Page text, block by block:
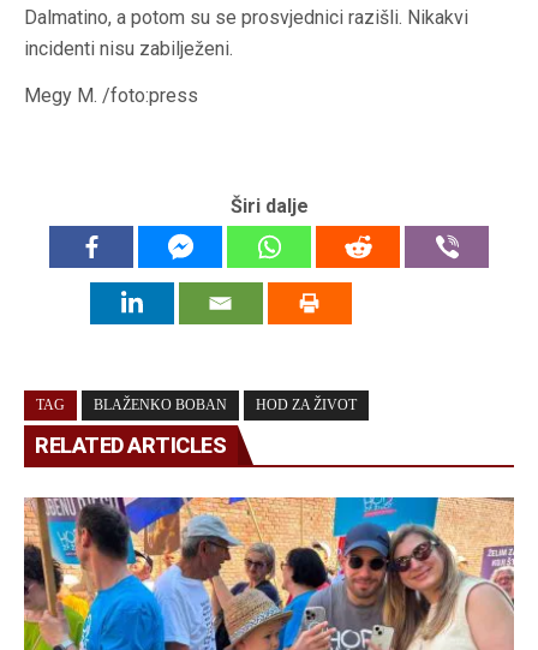
Dalmatino, a potom su se prosvjednici razišli. Nikakvi
incidenti nisu zabilježeni.
Megy M. /foto:press
Širi dalje
TAG BLAŽENKO BOBAN HOD ZA ŽIVOT
RELATED ARTICLES